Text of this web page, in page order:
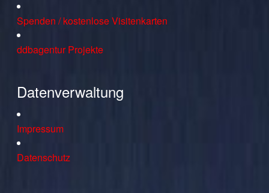
Spenden / kostenlose Visitenkarten
ddbagentur Projekte
Datenverwaltung
Impressum
Datenschutz